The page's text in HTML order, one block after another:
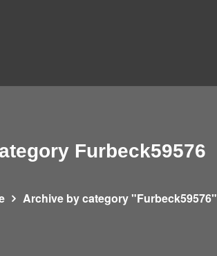
Furbeck59576
Archive by category "Furbeck59576"